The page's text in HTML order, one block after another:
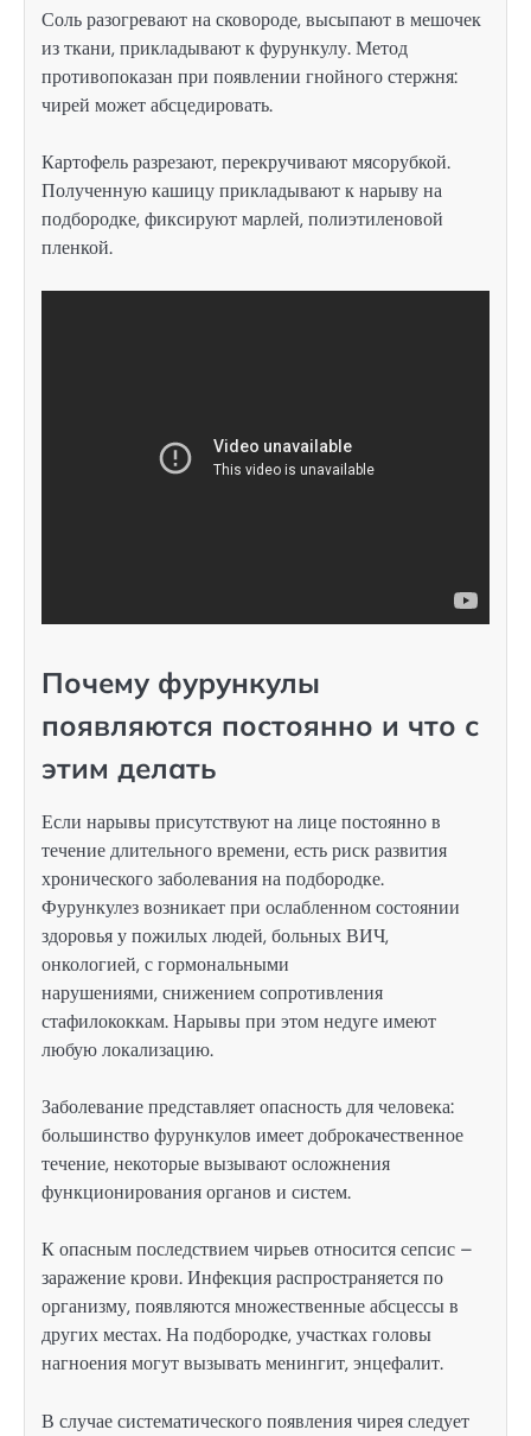
Соль разогревают на сковороде, высыпают в мешочек
из ткани, прикладывают к фурункулу. Метод
противопоказан при появлении гнойного стержня:
чирей может абсцедировать.
Картофель разрезают, перекручивают мясорубкой.
Полученную кашицу прикладывают к нарыву на
подбородке, фиксируют марлей, полиэтиленовой
пленкой.
Почему фурункулы
появляются постоянно и что с
этим делать
Если нарывы присутствуют на лице постоянно в
течение длительного времени, есть риск развития
хронического заболевания на подбородке.
Фурункулез возникает при ослабленном состоянии
здоровья у пожилых людей, больных ВИЧ,
онкологией, с гормональными
нарушениями, снижением сопротивления
стафилококкам. Нарывы при этом недуге имеют
любую локализацию.
Заболевание представляет опасность для человека:
большинство фурункулов имеет доброкачественное
течение, некоторые вызывают осложнения
функционирования органов и систем.
К опасным последствием чирьев относится сепсис –
заражение крови. Инфекция распространяется по
организму, появляются множественные абсцессы в
других местах. На подбородке, участках головы
нагноения могут вызывать менингит, энцефалит.
В случае систематического появления чирея следует